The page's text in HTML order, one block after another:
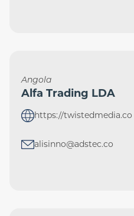
Angola
Alfa Trading LDA
https://twistedmedia.co
alisinno@adstec.co